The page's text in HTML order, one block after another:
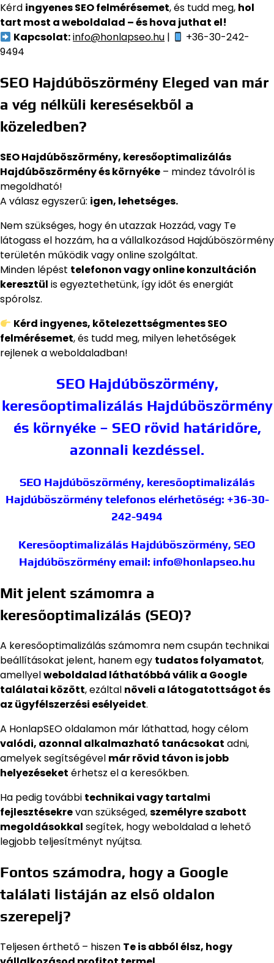
Kérd ingyenes SEO felmérésemet, és tudd meg, hol
tart most a weboldalad – és hova juthat el!
Kapcsolat:info@honlapseo.hu |
+36-30-242-
9494
SEO Hajdúböszörmény Eleged van már
a vég nélküli keresésekből a
közeledben?
SEO Hajdúböszörmény, keresőoptimalizálás
Hajdúböszörmény és környéke – mindez távolról is
megoldható!
A válasz egyszerű: igen, lehetséges.
Nem szükséges, hogy én utazzak Hozzád, vagy Te
látogass el hozzám, ha a vállalkozásod Hajdúböszörmény
területén működik vagy online szolgáltat.
Minden lépést telefonon vagy online konzultáción
keresztül is egyeztethetünk, így időt és energiát
spórolsz.
Kérd ingyenes, kötelezettségmentes SEO
felmérésemet, és tudd meg, milyen lehetőségek
rejlenek a weboldaladban!
SEO Hajdúböszörmény,
keresőoptimalizálás Hajdúböszörmény
és környéke – SEO rövid határidőre,
azonnali kezdéssel.
SEO Hajdúböszörmény, keresőoptimalizálás
Hajdúböszörménytelefonos elérhetőség: +36-30-
242-9494
Keresőoptimalizálás Hajdúböszörmény, SEO
Hajdúböszörmény email: info@honlapseo.hu
Mit jelent számomra a
keresőoptimalizálás (SEO)?
A keresőoptimalizálás számomra nem csupán technikai
beállításokat jelent, hanem egy tudatos folyamatot,
amellyelweboldalad láthatóbbá válik a Google
találatai között, ezáltal növeli a látogatottságot és
az ügyfélszerzési esélyeidet.
A HonlapSEO oldalamon már láthattad, hogy célom
valódi, azonnal alkalmazható tanácsokat adni,
amelyek segítségével már rövid távon is jobb
helyezéseket érhetsz el a keresőkben.
Ha pedig további technikai vagy tartalmi
fejlesztésekrevan szükséged,személyre szabott
megoldásokkal segítek, hogy weboldalad a lehető
legjobb teljesítményt nyújtsa.
Fontos számodra, hogy a Google
találati listáján az első oldalon
szerepelj?
Teljesen érthető – hiszen Te is abból élsz, hogy